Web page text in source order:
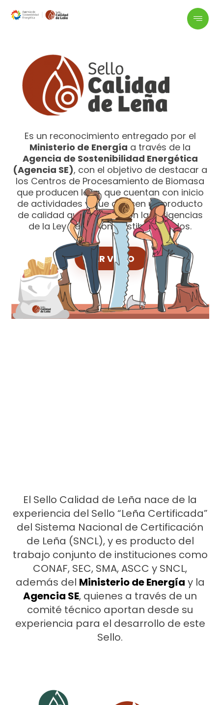
Es un reconocimiento entregado por el
Ministerio de Energía a través de la
Agencia de Sostenibilidad Energética
(Agencia SE), con el objetivo de destacar a
los Centros de Procesamiento de Biomasa
que producen leña, que cuentan con inicio
de actividades y que ofrecen un producto
de calidad que cumpla con las exigencias
de la Ley de Biocombustibles Sólidos.
VER VIDEO
El Sello Calidad de Leña nace de la
experiencia del Sello “Leña Certificada”
del Sistema Nacional de Certificación
de Leña (SNCL), y es producto del
trabajo conjunto de instituciones como
CONAF, SEC, SMA, ASCC y SNCL,
además del Ministerio de Energía y la
Agencia SE, quienes a través de un
comité técnico aportan desde su
experiencia para el desarrollo de este
Sello.